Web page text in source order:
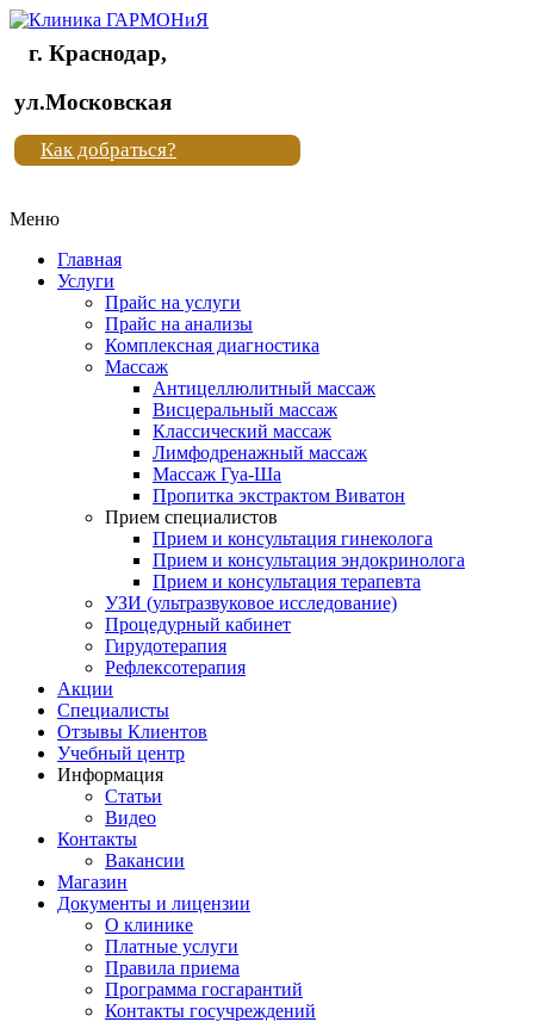
Клиника
"Новая
жизнь"
Клиника
жизнь"
г. Краснодар,
ул.Московская
Как добраться?
Меню
Главная
Услуги
Прайс на услуги
Прайс на анализы
Комплексная диагностика
Массаж
Антицеллюлитный массаж
Висцеральный массаж
Классический массаж
Лимфодренажный массаж
Массаж Гуа-Ша
Пропитка экстрактом Виватон
Прием специалистов
Прием и консультация гинеколога
Прием и консультация эндокринолога
Прием и консультация терапевта
УЗИ (ультразвуковое исследование)
Процедурный кабинет
Гирудотерапия
Рефлексотерапия
Акции
Специалисты
Отзывы Клиентов
Учебный центр
Информация
Статьи
Видео
Контакты
Вакансии
Магазин
Документы и лицензии
О клинике
Платные услуги
Правила приема
Программа госгарантий
Контакты госучреждений